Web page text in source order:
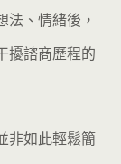
法、情緒後，
擾諮商歷程的
非如此輕鬆簡